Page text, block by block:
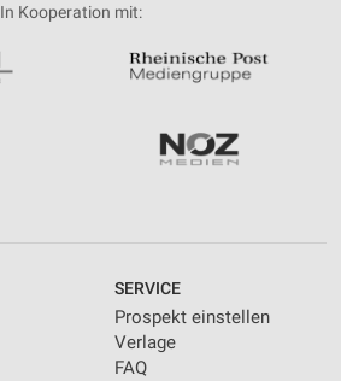
In Kooperation mit:
SERVICE
Prospekt einstellen
Verlage
FAQ